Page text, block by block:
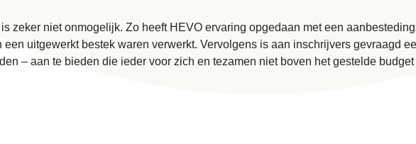
zeker niet onmogelijk. Zo heeft HEVO ervaring opgedaan met een
uitgewerkt bestek waren verwerkt. Vervolgens is aan inschrijvers gevraagd
– aan te bieden die ieder voor zich en tezamen niet boven het gestelde